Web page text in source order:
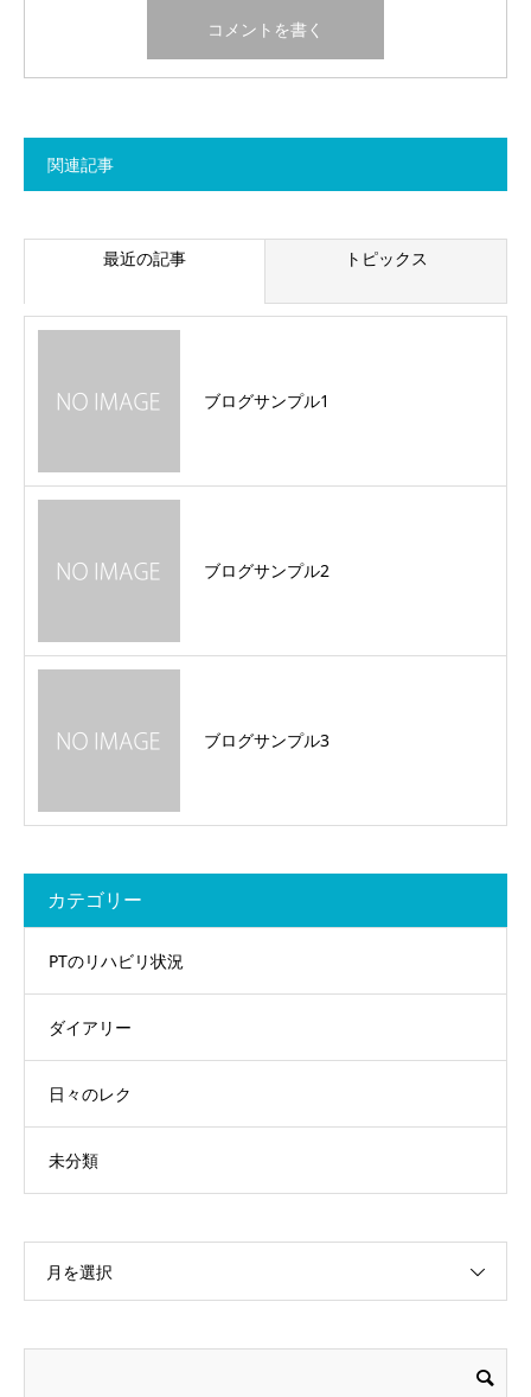
関連記事
最近の記事 トピックス
ブログサンプル1
ブログサンプル2
ブログサンプル3
カテゴリー
PTのリハビリ状況
ダイアリー
日々のレク
未分類
月を選択